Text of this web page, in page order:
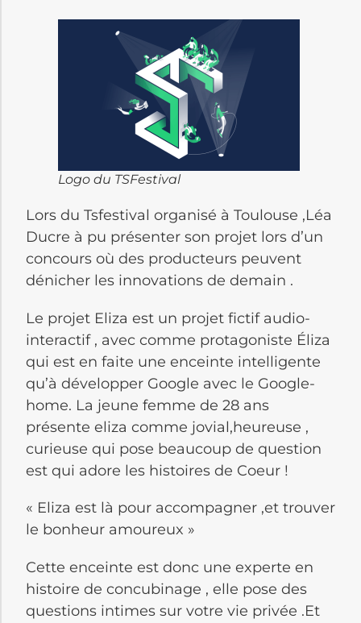
Logo du TSFestival
Lors du Tsfestival organisé à Toulouse ,Léa
Ducre à pu présenter son projet lors d’un
concours où des producteurs peuvent
dénicher les innovations de demain .
Le projet Eliza est un projet fictif audio-
interactif , avec comme protagoniste Éliza
qui est en faite une enceinte intelligente
qu’à développer Google avec le Google-
home. La jeune femme de 28 ans
présente eliza comme jovial,heureuse ,
curieuse qui pose beaucoup de question
est qui adore les histoires de Coeur !
« Eliza est là pour accompagner ,et trouver
le bonheur amoureux »
Cette enceinte est donc une experte en
histoire de concubinage , elle pose des
questions intimes sur votre vie privée .Et